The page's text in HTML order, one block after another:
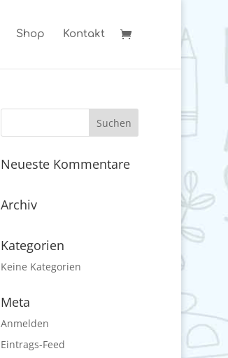
Shop Kontakt
Neueste Kommentare
Archiv
Kategorien
Keine Kategorien
Meta
Anmelden
Eintrags-Feed